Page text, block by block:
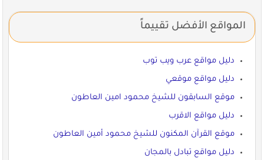
المواقع الأفضل تقييماً
دليل مواقع عرب ويب توب
دليل مواقع موقعي
موقع السابقون للشيخ محمود امين العاطون
دليل مواقع الاقرب
موقع القرآن المكنون للشيخ محمود أمين العاطون
دليل مواقع تبادل بالمجان